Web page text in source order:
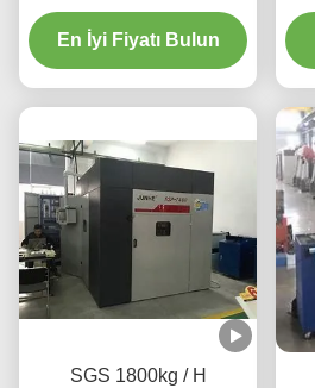
Makinesi
En İyi Fiyatı Bulun
SGS 1800kg / H